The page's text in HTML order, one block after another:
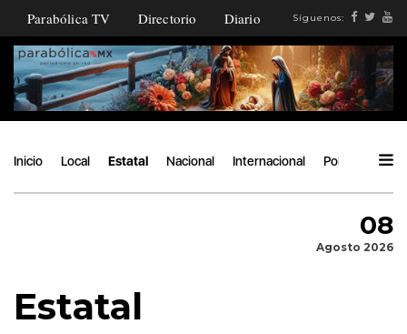
Parabólica TV Directorio Diario Síguenos:
Inicio Local Estatal Nacional Internacional Política
08
Agosto 2026
Estatal